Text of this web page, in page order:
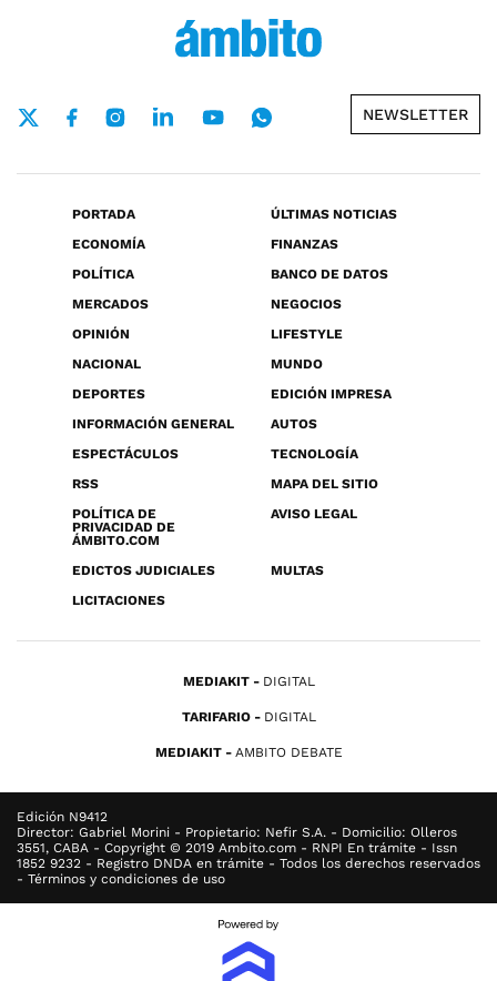
NEWSLETTER
PORTADA
ÚLTIMAS NOTICIAS
ECONOMÍA
FINANZAS
POLÍTICA
BANCO DE DATOS
MERCADOS
NEGOCIOS
OPINIÓN
LIFESTYLE
NACIONAL
MUNDO
DEPORTES
EDICIÓN IMPRESA
INFORMACIÓN GENERAL
AUTOS
ESPECTÁCULOS
TECNOLOGÍA
RSS
MAPA DEL SITIO
POLÍTICA DE
PRIVACIDAD DE
ÁMBITO.COM
AVISO LEGAL
EDICTOS JUDICIALES
MULTAS
LICITACIONES
MEDIAKIT DIGITAL
TARIFARIO DIGITAL
MEDIAKIT AMBITO DEBATE
Edición N9412
Director: Gabriel Morini - Propietario: Nefir S.A. - Domicilio: Olleros
3551, CABA - Copyright © 2019 Ambito.com - RNPI En trámite - Issn
1852 9232 - Registro DNDA en trámite - Todos los derechos reservados
- Términos y condiciones de uso